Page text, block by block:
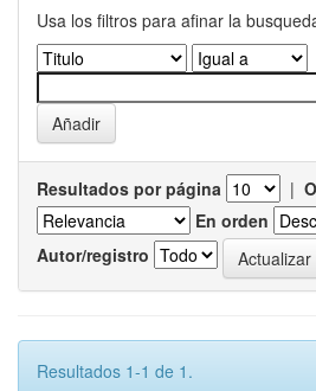
Usa los filtros para afinar la
Resultados por página |
En orden
Autor/registro
Resultados 1-1 de 1.